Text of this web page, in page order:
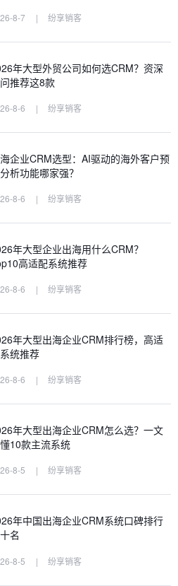
8-7 | 纷享销客
年大型外贸公司如何选CRM？资深
推荐这8款
8-6 | 纷享销客
企业CRM选型：AI驱动的海外客户预
析功能哪家强？
8-6 | 纷享销客
年大型企业出海用什么CRM？
高适配系统推荐
8-6 | 纷享销客
年大型出海企业CRM排行榜，高适
统推荐
8-6 | 纷享销客
年大型出海企业CRM怎么选？一文
10款主流系统
8-5 | 纷享销客
年中国出海企业CRM系统口碑排行
名
8-5 | 纷享销客